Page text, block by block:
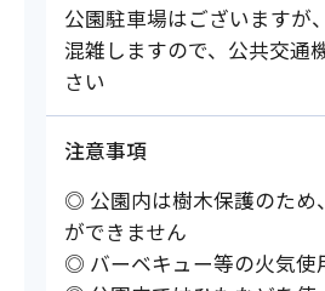
公園駐車場はございますが
混雑しますので、公共交通
さい
注意事項
◎ 公園内は樹木保護のため
ができません
◎ バーベキュー等の火気使